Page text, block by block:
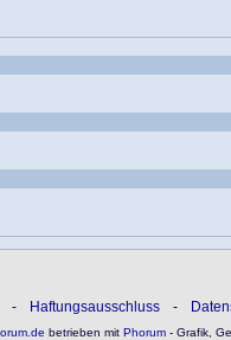
- Haftungsausschluss -
betrieben mitPhorum- Grafik,